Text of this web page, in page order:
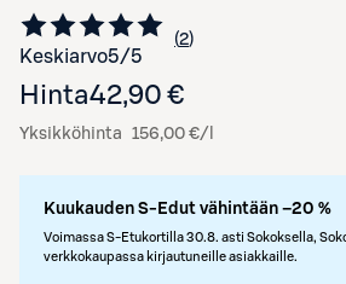
Keskiarvo5/5 Siirry arvioihin
2
kappaletta
Hinta42,90 €
Yksikköhinta 156,00 €/l
Kuukauden S-Edut vähintään –20 %
Voimassa S-Etukortilla 30.8. asti Sokoksella,
verkkokaupassa kirjautuneille asiakkaille.